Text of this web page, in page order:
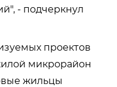
- подчеркнул
проектов
микрорайон
жильцы